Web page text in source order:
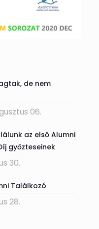
de nem
06.
az első Alumni
győzteseinek
30.
Találkozó
28.